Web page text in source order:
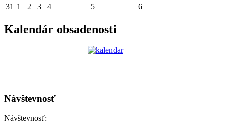
31 1 2 3 4 5 6
Kalendár obsadenosti
Návštevnosť
Návštevnosť: